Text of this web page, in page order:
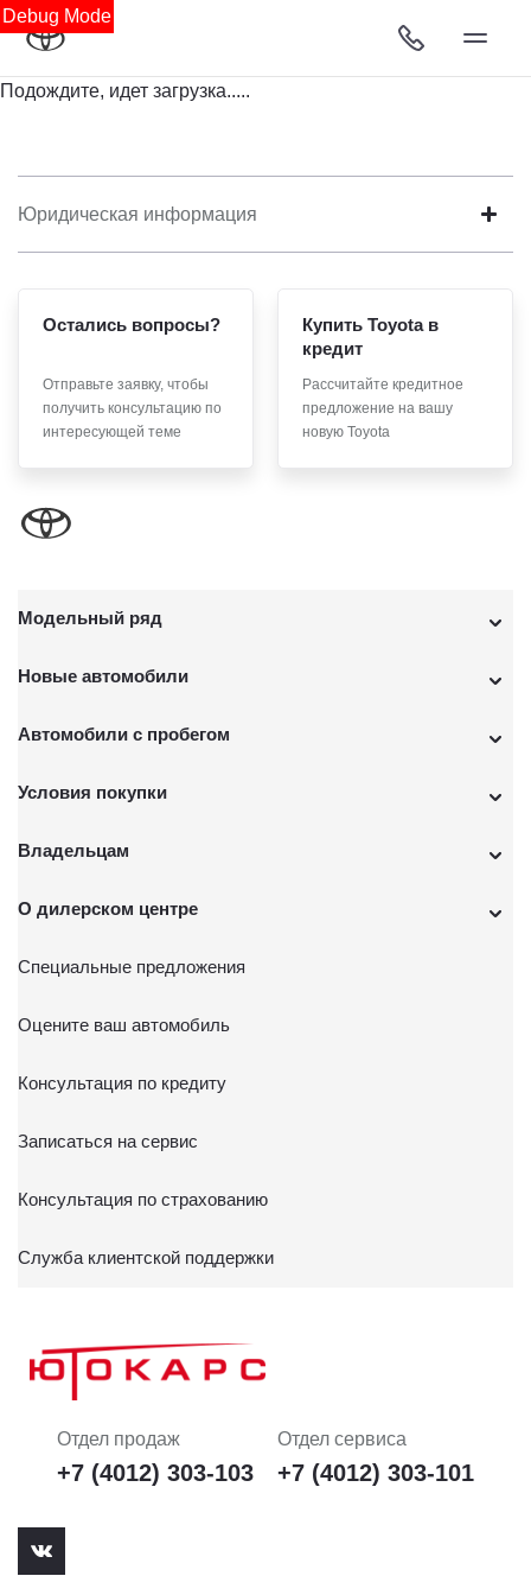
Debug Mode
Подождите, идет загрузка.....
Юридическая информация
Остались вопросы?
Отправьте заявку, чтобы
получить консультацию по
интересующей теме
Купить Toyota в
кредит
Рассчитайте кредитное
предложение на вашу
новую Toyota
Модельный ряд
Новые автомобили
Автомобили с пробегом
Условия покупки
Владельцам
О дилерском центре
Специальные предложения
Оцените ваш автомобиль
Консультация по кредиту
Записаться на сервис
Консультация по страхованию
Служба клиентской поддержки
Отдел продаж
+7 (4012) 303-103
Отдел сервиса
+7 (4012) 303-101